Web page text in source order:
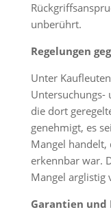
unberührt.
Regelungen
Unter
Untersuchungs-
die dort
genehmigt, es
Mangel
erkennbar war.
Mangel arglistig
Garantien und